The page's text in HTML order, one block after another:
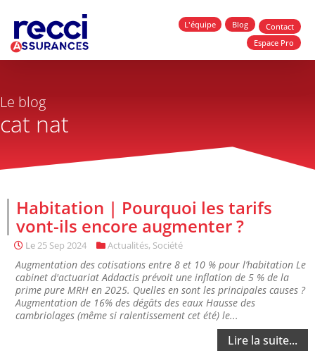
L'équipe Blog
Contact
Espace Pro
Le blog
cat nat
Habitation | Pourquoi les tarifs
vont-ils encore augmenter ?
Le25 Sep 2024 Actualités, Société
Augmentation des cotisations entre 8 et 10 % pour l’habitation Le
cabinet d'actuariat Addactis prévoit une inflation de 5 % de la
prime pure MRH en 2025. Quelles en sont les principales causes ?
Augmentation de 16% des dégâts des eaux Hausse des
cambriolages (même si ralentissement cet été) le...
Lire la suite...